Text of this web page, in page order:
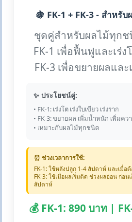
🍇 FK-1 + FK-3 - สำหรั
ชุดคู่สำหรับผลไม้ทุกช
FK-1 เพื่อฟื้นฟูและเร่
FK-3 เพื่อขยายผลแล
✨ ประโยชน์คู่:
• FK-1: เร่งโต เร่งใบเขียว เร่งราก
• FK-3: ขยายผล เพิ่มน้ำหนัก เพิ่มคว
• เหมาะกับผลไม้ทุกชนิด
⏰ ช่วงเวลาการใช้:
FK-1: ใช้หลังปลูก 1-4 สัปดาห์ และเมื่
FK-3: ใช้เมื่อผลเริ่มติด ช่วงผลอ่อน ก่อน
สัปดาห์
💰 FK-1: 890 บาท |